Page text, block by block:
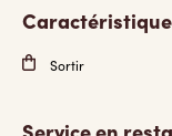
Sortir